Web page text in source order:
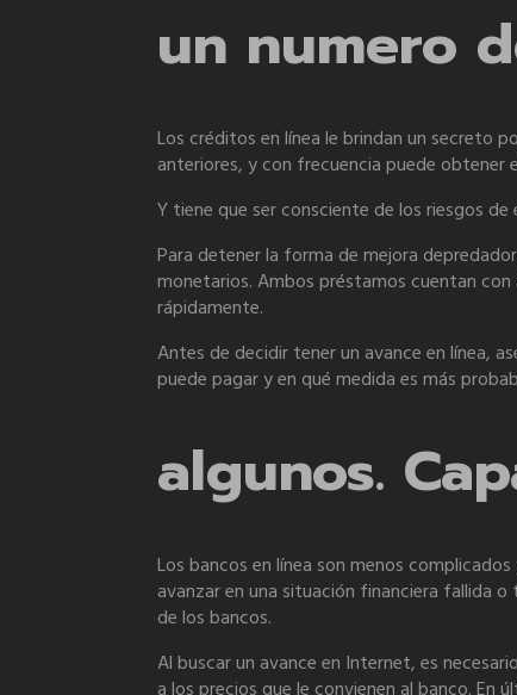
un numero
Los créditos en línea le brindan un secreto
anteriores, y con frecuencia puede obtener
Y tiene que ser consciente de los riesgos
Para detener la forma de mejora
monetarios. Ambos préstamos cuentan
rápidamente.
Antes de decidir tener un avance en línea,
puede pagar y en qué medida es más
algunos.
Los bancos en línea son menos
avanzar en una situación financiera fallida
de los bancos.
Al buscar un avance en Internet, es
a los precios que le convienen al banco. En